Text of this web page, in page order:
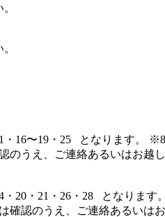
16〜19・25 となります。
のうえ、ご連絡あるいはお
20・21・26・28 となりま
確認のうえ、ご連絡あるい